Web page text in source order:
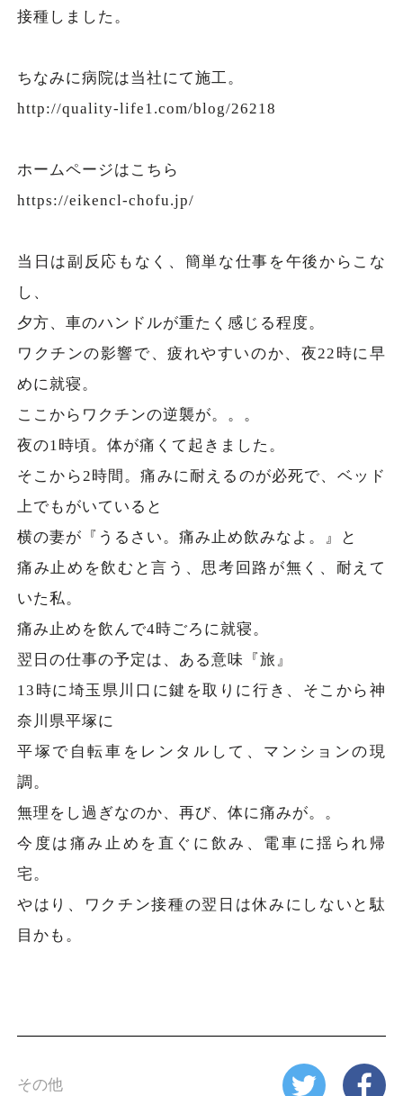
接種しました。
ちなみに病院は当社にて施工。
http://quality-life1.com/blog/26218
ホームページはこちら
https://eikencl-chofu.jp/
当日は副反応もなく、簡単な仕事を午後からこな
し、
夕方、車のハンドルが重たく感じる程度。
ワクチンの影響で、疲れやすいのか、夜22時に早
めに就寝。
ここからワクチンの逆襲が。。。
夜の1時頃。体が痛くて起きました。
そこから2時間。痛みに耐えるのが必死で、ベッド
上でもがいていると
横の妻が『うるさい。痛み止め飲みなよ。』と
痛み止めを飲むと言う、思考回路が無く、耐えて
いた私。
痛み止めを飲んで4時ごろに就寝。
翌日の仕事の予定は、ある意味『旅』
13時に埼玉県川口に鍵を取りに行き、そこから神
奈川県平塚に
平塚で自転車をレンタルして、マンションの現
調。
無理をし過ぎなのか、再び、体に痛みが。。
今度は痛み止めを直ぐに飲み、電車に揺られ帰
宅。
やはり、ワクチン接種の翌日は休みにしないと駄
目かも。
その他